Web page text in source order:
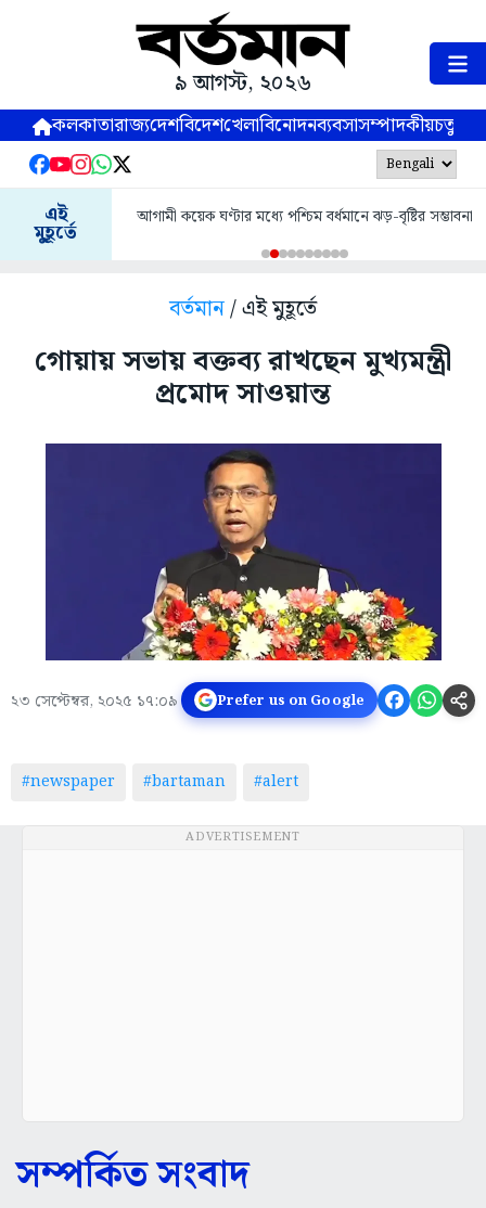
৯ আগস্ট, ২০২৬
কলকাতারাজ্যদেশবিদেশখেলাবিনোদনব্যবসাসম্পাদকীয়
এই
মুহূর্তে
আগামী কয়েক ঘণ্টার মধ্যে পশ্চিম বর্ধমানে ঝড়-বৃষ্টির সম্ভাবনা
বর্তমান/ এই মুহূর্তে
গোয়ায় সভায় বক্তব্য রাখছেন মুখ্যমন্ত্রী
প্রমোদ সাওয়ান্ত
২৩ সেপ্টেম্বর, ২০২৫ ১৭:০৯ Prefer us on Google
#newspaper #bartaman #alert
ADVERTISEMENT
সম্পর্কিত সংবাদ